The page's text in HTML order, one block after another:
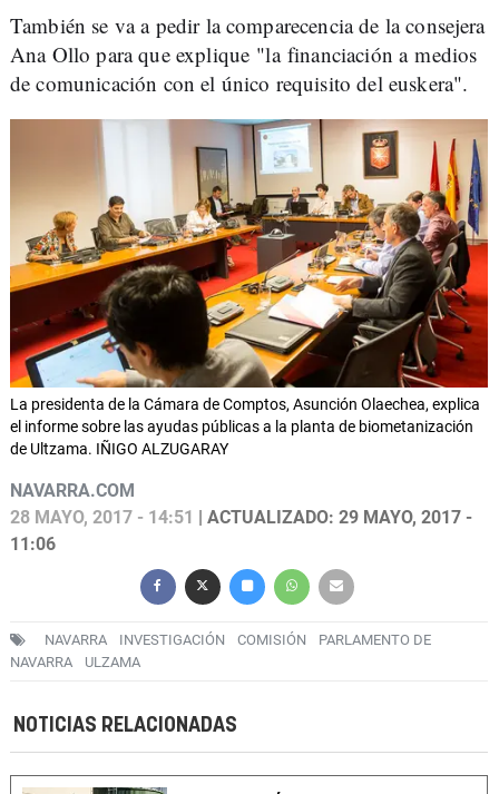
También se va a pedir la comparecencia de la consejera
Ana Ollo para que explique "la financiación a medios
de comunicación con el único requisito del euskera".
La presidenta de la Cámara de Comptos, Asunción Olaechea, explica
el informe sobre las ayudas públicas a la planta de biometanización
de Ultzama. IÑIGO ALZUGARAY
NAVARRA.COM
28 MAYO, 2017 - 14:51
| ACTUALIZADO: 29 MAYO, 2017 -
11:06
NAVARRA INVESTIGACIÓN COMISIÓN
PARLAMENTO DE
NAVARRA
ULZAMA
NOTICIAS RELACIONADAS